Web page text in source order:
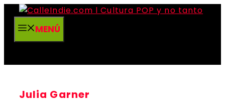
Saltar
contenidoMENÚ
Julia Garner